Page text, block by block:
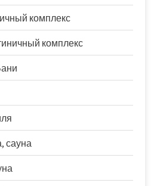
комплекс
комплекс
сауна